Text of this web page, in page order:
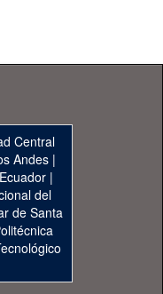
Central
Andes|
|
del
de Santa